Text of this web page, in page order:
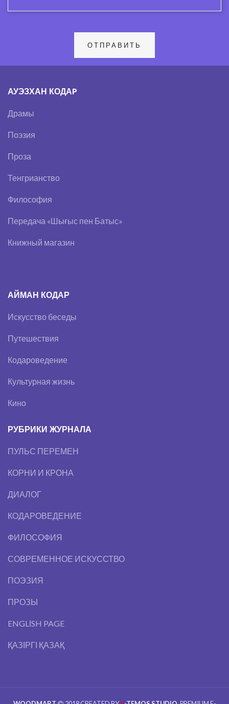
АУЭЗХАН КОДАP
Драмы
Поэзия
Проза
Тенгрианство
Философия
Передача «Шығыс пен Батыс»
Книжный магазин
АЙМАН КОДАР
Искусство беседы
Путешествия
Кодароведение
Культурная жизнь
Кино
РУБРИКИ ЖУРНАЛА
ПУЛЬС ПЕРЕМЕН
КОРНИ И КРОНА
ДИАЛОГ
КОДАРОВЕДЕНИЕ
ФИЛОСОФИЯ
СОВРЕМЕННОЕ ИСКУССТВО
ПОЭЗИЯ
ПРОЗЫ
ENGLІSH PAGE
ҚАЗІРГІ ҚАЗАҚ